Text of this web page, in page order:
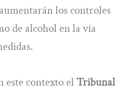
los controles
de alcohol en la vía
este contexto el Tribunal